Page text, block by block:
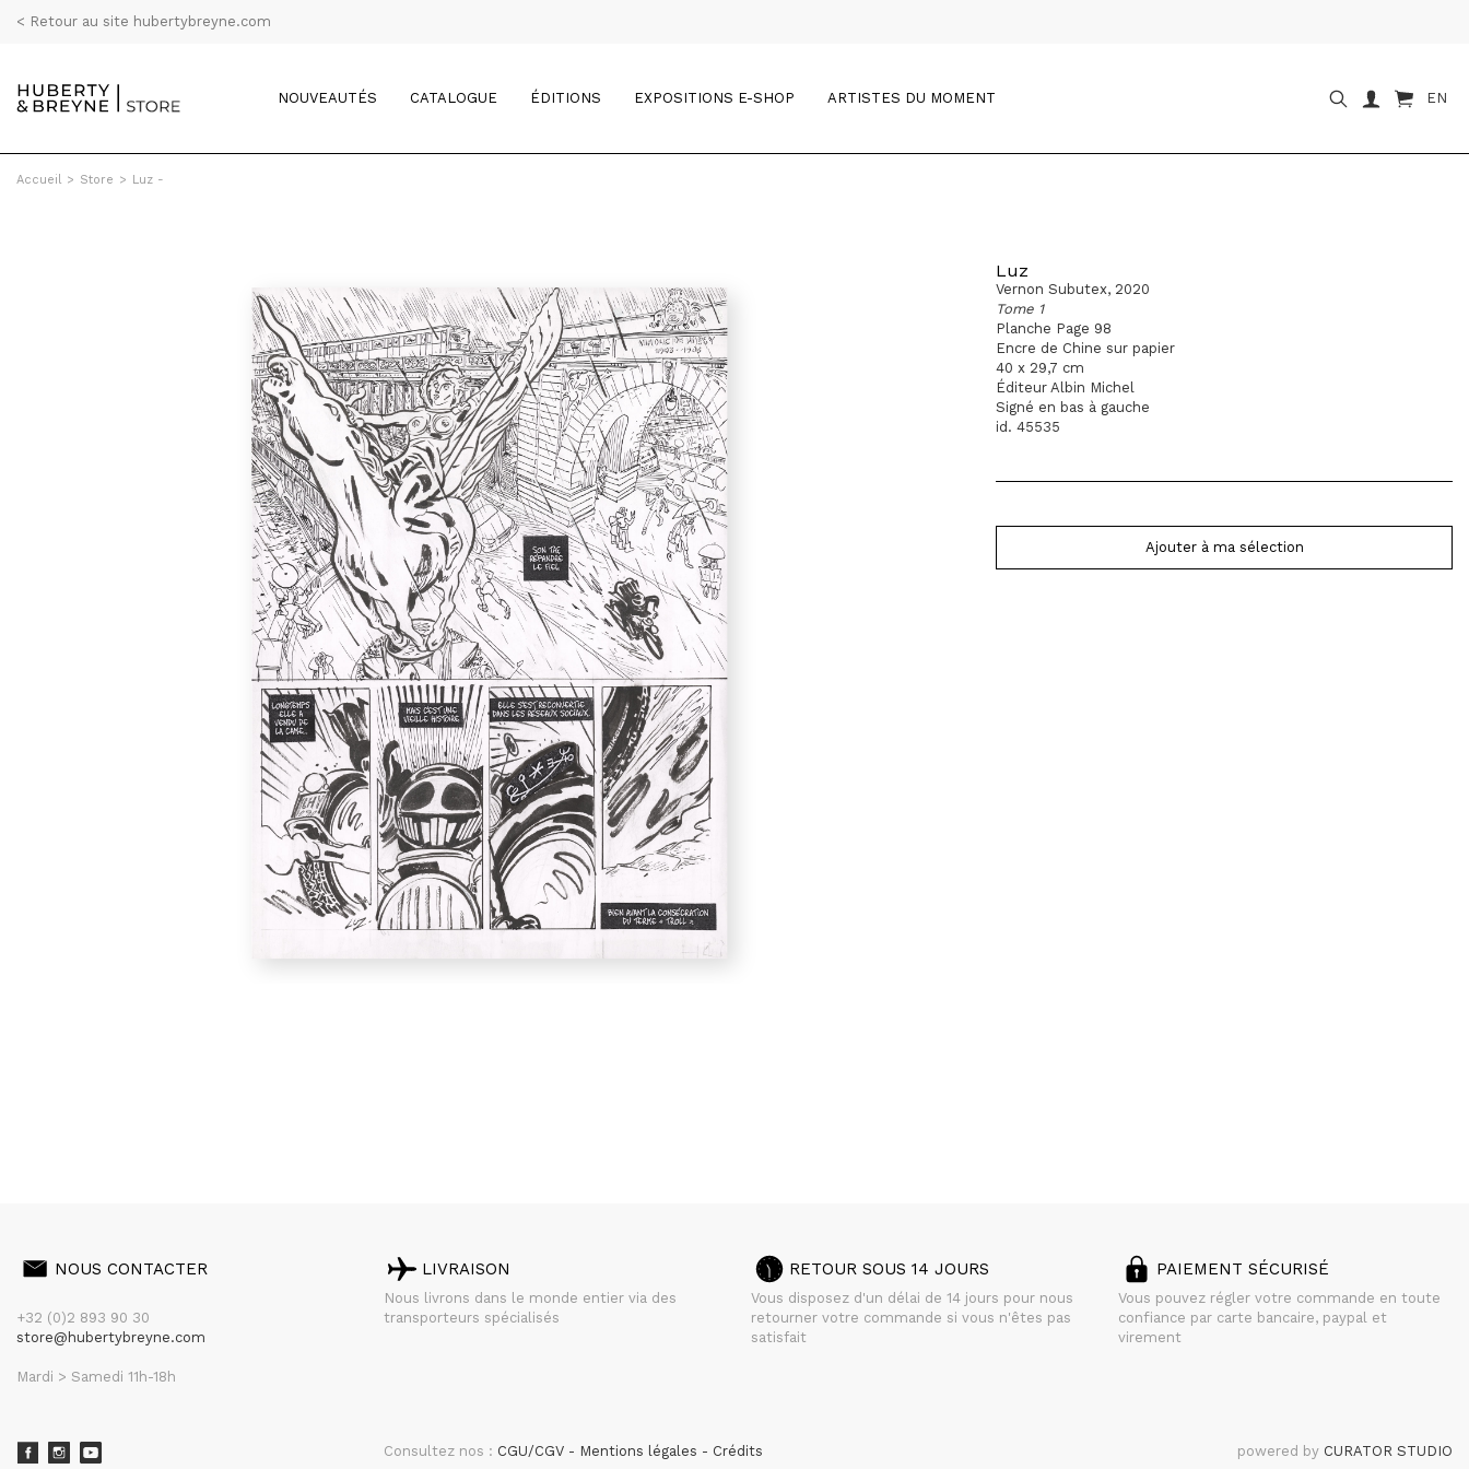
< Retour au site hubertybreyne.com
NOUVEAUTÉS CATALOGUE ÉDITIONS EXPOSITIONS E-SHOP ARTISTES DU MOMENT EN
Accueil > Store > Luz -
Luz
Vernon Subutex, 2020
Tome 1
Planche Page 98
Encre de Chine sur papier
40 x 29,7 cm
Éditeur Albin Michel
Signé en bas à gauche
id. 45535
Ajouter à ma sélection
NOUS CONTACTER
+32 (0)2 893 90 30
store@hubertybreyne.com
Mardi > Samedi 11h-18h
LIVRAISON
Nous livrons dans le monde entier via des
transporteurs spécialisés
RETOUR SOUS 14 JOURS
Vous disposez d'un délai de 14 jours pour nous
retourner votre commande si vous n'êtes pas
satisfait
PAIEMENT SÉCURISÉ
Vous pouvez régler votre commande en toute
confiance par carte bancaire, paypal et
virement
Consultez nos : CGU/CGV Mentions légales Crédits powered by CURATOR STUDIO